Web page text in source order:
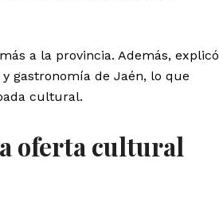
a la provincia. Además, explicó
gastronomía de Jaén, lo que
cultural.
oferta cultural